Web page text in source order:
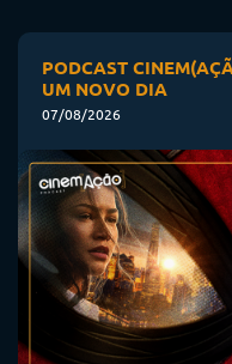
PODCAST
UM NOVO DIA
07/08/2026